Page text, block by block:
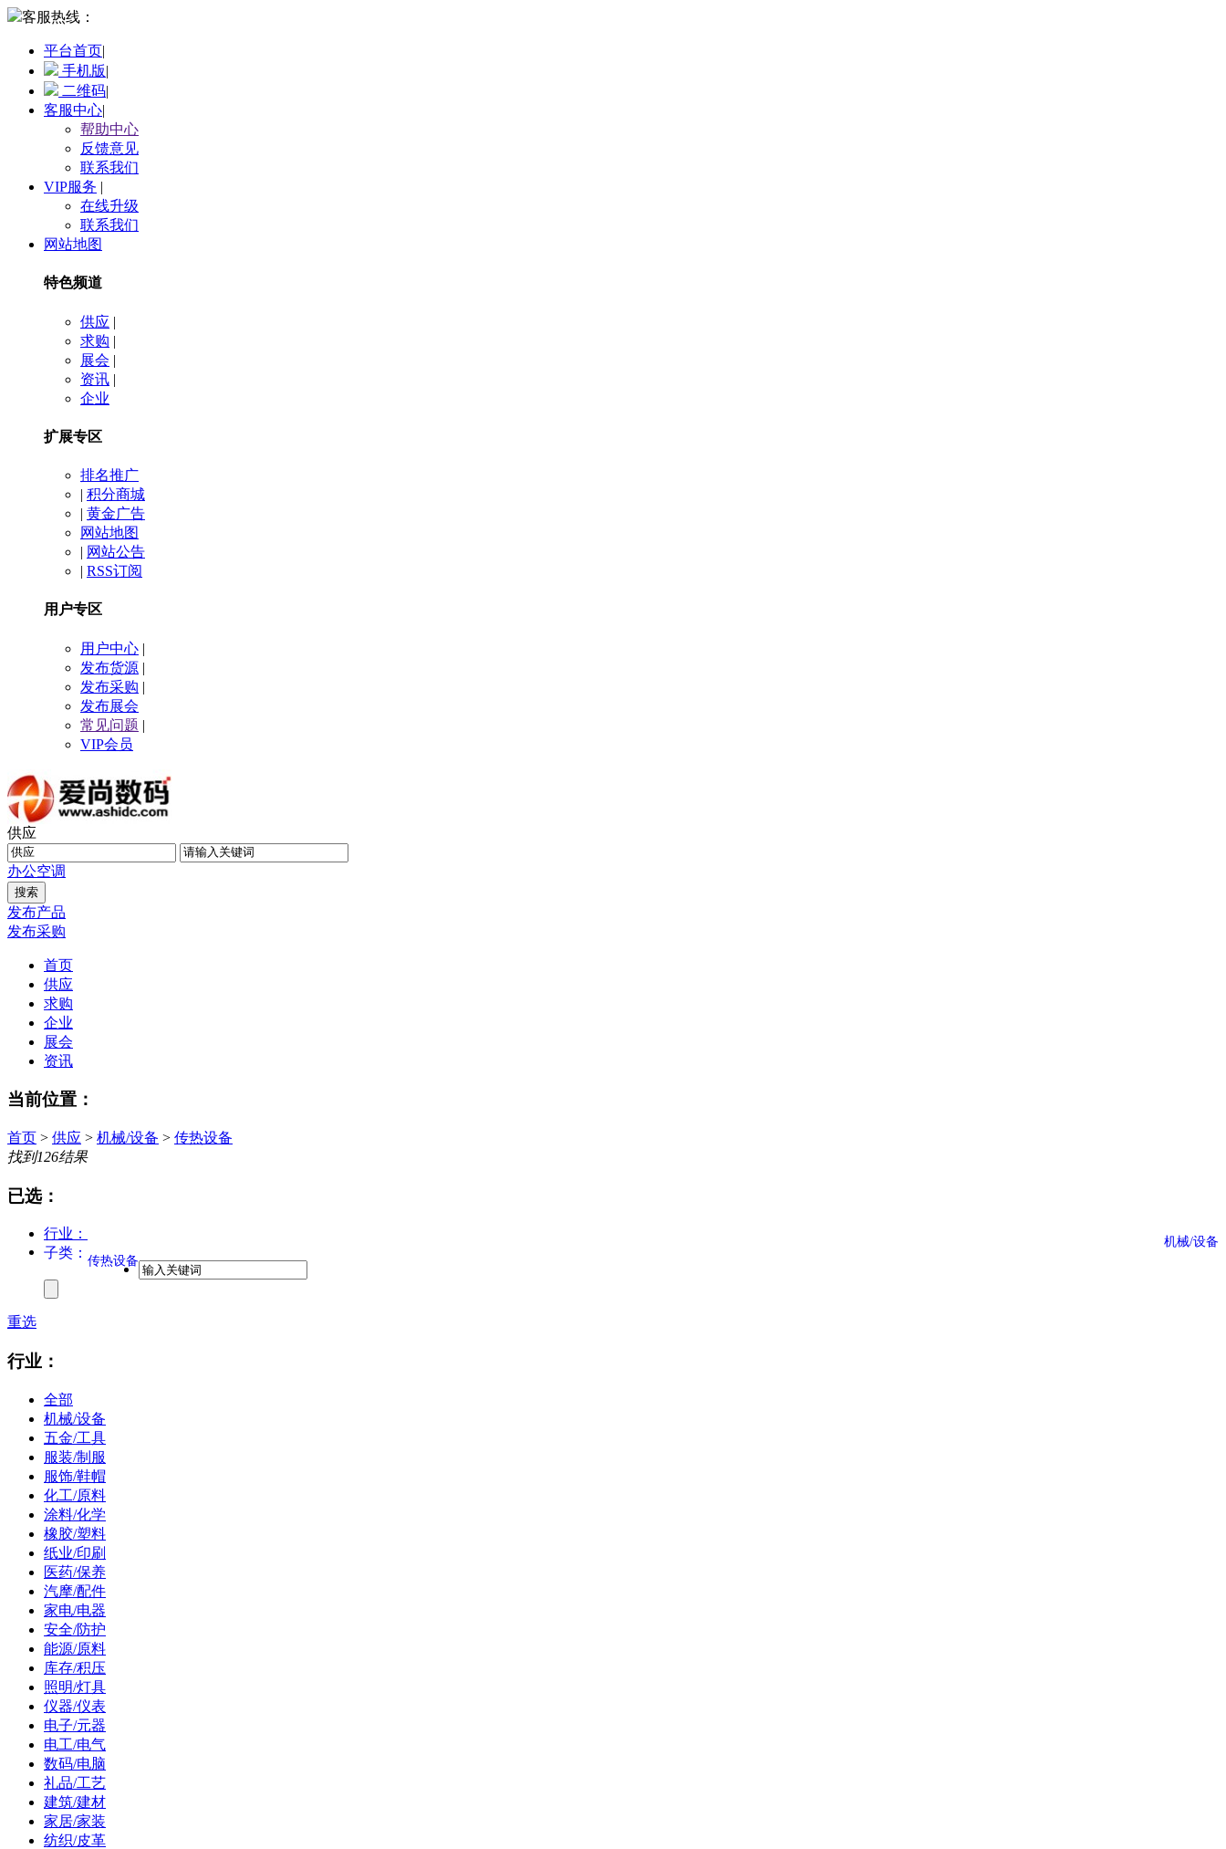
客服热线：
平台首页|
手机版|
二维码|
客服中心|
帮助中心
反馈意见
联系我们
VIP服务 |
在线升级
联系我们
网站地图
特色频道
供应 |
求购 |
展会 |
资讯 |
企业
扩展专区
排名推广
| 积分商城
| 黄金广告
网站地图
| 网站公告
| RSS订阅
用户专区
用户中心 |
发布货源 |
发布采购 |
发布展会
常见问题 |
VIP会员
供应
办公空调
发布产品
发布采购
首页
供应
求购
企业
展会
资讯
当前位置：
首页 > 供应 > 机械/设备 > 传热设备
找到126结果
已选：
行业： 机械/设备
子类： 传热设备
重选
行业：
全部
机械/设备
五金/工具
服装/制服
服饰/鞋帽
化工/原料
涂料/化学
橡胶/塑料
纸业/印刷
医药/保养
汽摩/配件
家电/电器
安全/防护
能源/原料
库存/积压
照明/灯具
仪器/仪表
电子/元器
电工/电气
数码/电脑
礼品/工艺
建筑/建材
家居/家装
纺织/皮革